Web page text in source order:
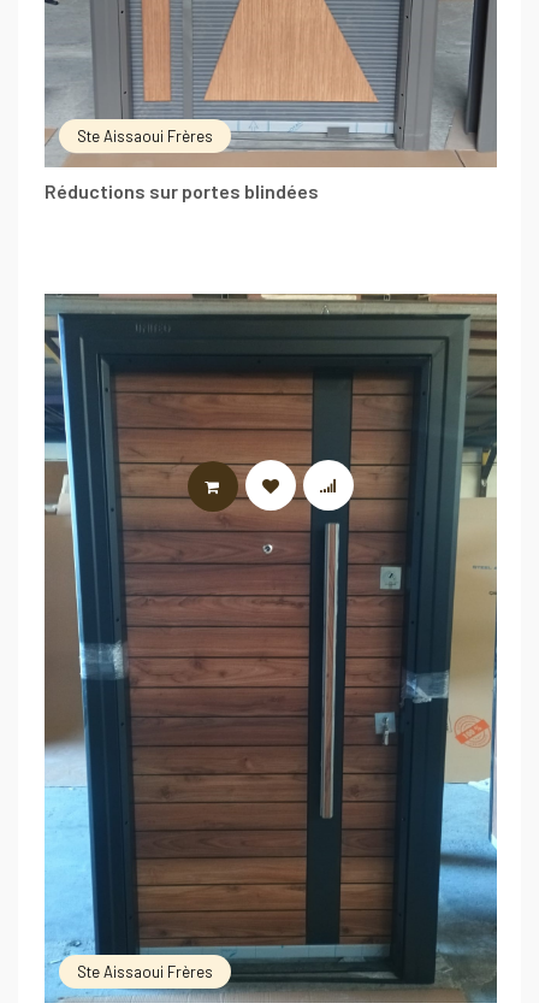
Ste Aissaoui Frères
Réductions sur portes blindées
Ste Aissaoui Frères
LIRE LA SUITE